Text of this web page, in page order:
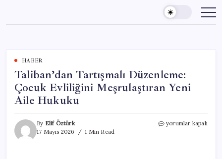
content
HABER
Taliban’dan Tartışmalı Düzenleme:
Çocuk Evliliğini Meşrulaştıran Yeni
Aile Hukuku
By Elif Öztürk
17 Mayıs 2026
1 Min Read
Taliban’dan
yorumlar kapalı